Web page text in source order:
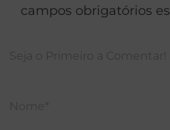
campos obrigatórios